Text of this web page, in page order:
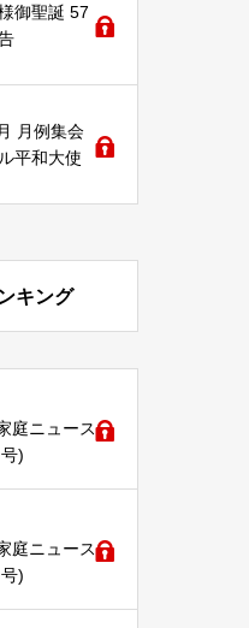
御聖誕 57
月例集会
平和大使
キング
庭ニュース
)
庭ニュース
)